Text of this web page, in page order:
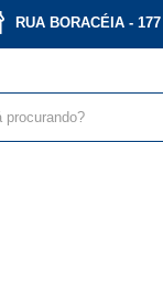
RUA BORACÉIA -